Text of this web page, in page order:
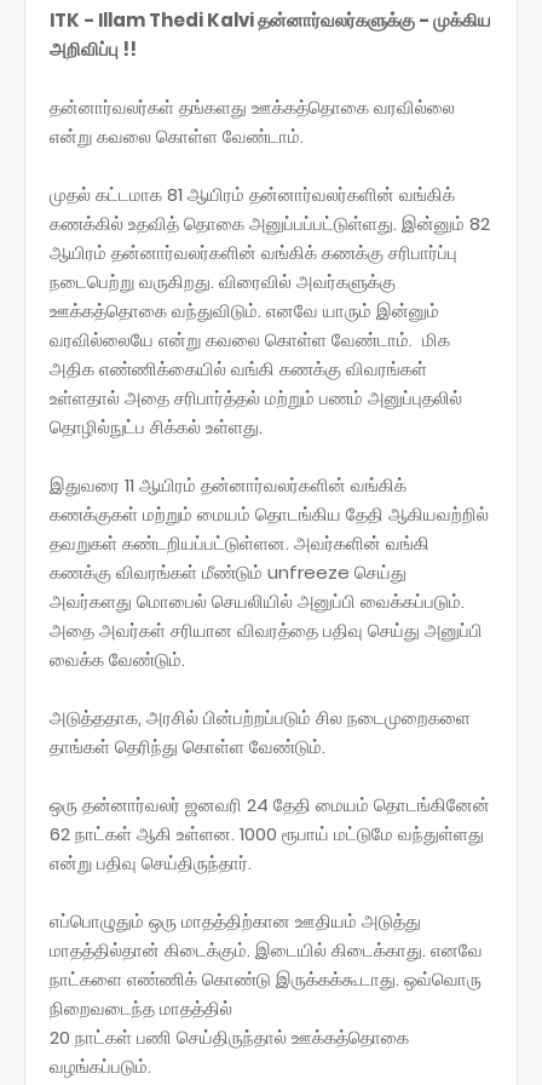
ITK - Illam Thedi Kalvi தன்னார்வலர்களுக்கு - முக்கிய
அறிவிப்பு !!
தன்னார்வலர்கள் தங்களது ஊக்கத்தொகை வரவில்லை
என்று கவலை கொள்ள வேண்டாம்.
முதல் கட்டமாக 81 ஆயிரம் தன்னார்வலர்களின் வங்கிக்
கணக்கில் உதவித் தொகை அனுப்பப்பட்டுள்ளது. இன்னும் 82
ஆயிரம் தன்னார்வலர்களின் வங்கிக் கணக்கு சரிபார்ப்பு
நடைபெற்று வருகிறது. விரைவில் அவர்களுக்கு
ஊக்கத்தொகை வந்துவிடும். எனவே யாரும் இன்னும்
வரவில்லையே என்று கவலை கொள்ள வேண்டாம். மிக
அதிக எண்ணிக்கையில் வங்கி கணக்கு விவரங்கள்
உள்ளதால் அதை சரிபார்த்தல் மற்றும் பணம் அனுப்புதலில்
தொழில்நுட்ப சிக்கல் உள்ளது.
இதுவரை 11 ஆயிரம் தன்னார்வலர்களின் வங்கிக்
கணக்குகள் மற்றும் மையம் தொடங்கிய தேதி ஆகியவற்றில்
தவறுகள் கண்டறியப்பட்டுள்ளன. அவர்களின் வங்கி
கணக்கு விவரங்கள் மீண்டும் unfreeze செய்து
அவர்களது மொபைல் செயலியில் அனுப்பி வைக்கப்படும்.
அதை அவர்கள் சரியான விவரத்தை பதிவு செய்து அனுப்பி
வைக்க வேண்டும்.
அடுத்ததாக, அரசில் பின்பற்றப்படும் சில நடைமுறைகளை
தாங்கள் தெரிந்து கொள்ள வேண்டும்.
ஒரு தன்னார்வலர் ஜனவரி 24 தேதி மையம் தொடங்கினேன்
62 நாட்கள் ஆகி உள்ளன. 1000 ரூபாய் மட்டுமே வந்துள்ளது
என்று பதிவு செய்திருந்தார்.
எப்பொழுதும் ஒரு மாதத்திற்கான ஊதியம் அடுத்து
மாதத்தில்தான் கிடைக்கும். இடையில் கிடைக்காது. எனவே
நாட்களை எண்ணிக் கொண்டு இருக்கக்கூடாது. ஒவ்வொரு
நிறைவடைந்த மாதத்தில்
20 நாட்கள் பணி செய்திருந்தால் ஊக்கத்தொகை
வழங்கப்படும்.